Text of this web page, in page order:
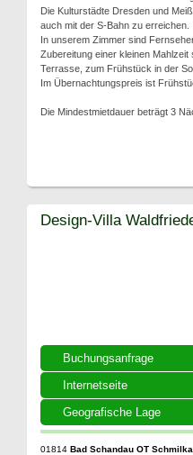
Die Kulturstädte Dresden und
auch mit der S-Bahn zu erreichen.
In unserem Zimmer sind
Zubereitung einer kleinen
Terrasse, zum Frühstück in der
Im Übernachtungspreis ist
Die Mindestmietdauer beträgt 3
Buchungsanfrage
Internetseite
Geografische Lage
Design-Villa
01814 Bad Schandau OT Schmilka